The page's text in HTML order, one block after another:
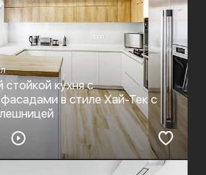
стойкой кухня с
в стиле Хай-Тек c